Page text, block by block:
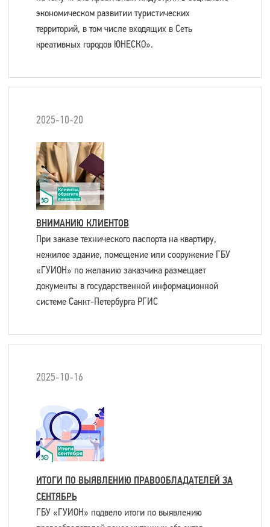
экономическом развитии туристических
территорий, в том числе входящих в Сеть
креативных городов ЮНЕСКО».
2025-10-20
ВНИМАНИЮ КЛИЕНТОВ
При заказе технического паспорта на квартиру,
нежилое здание, помещение или сооружение ГБУ
«ГУИОН» по желанию заказчика размещает
документы в государственной информационной
системе Санкт-Петербурга РГИС
2025-10-16
ИТОГИ ПО ВЫЯВЛЕНИЮ ПРАВООБЛАДАТЕЛЕЙ ЗА
СЕНТЯБРЬ
ГБУ «ГУИОН» подвело итоги по выявлению